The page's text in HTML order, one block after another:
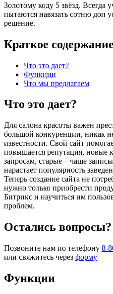
Золотому коду 5 звёзд. Всегда
пытаются навязать сотню доп
решение.
Краткое
Что это дает?
Функции
Что мы предлагаем
Что это дает?
Для салона красоты важен
большой конкуренции, никак
известности. Свой сайт
повышается репутация, новые
запросам, старые – чаще
нарастает популярность
Теперь создание сайта не
нужно только приобрести
Битрикс и научиться им
проблем.
Остались вопросы?
Позвоните нам по телефону 8-
или свяжитесь через форму
Функции